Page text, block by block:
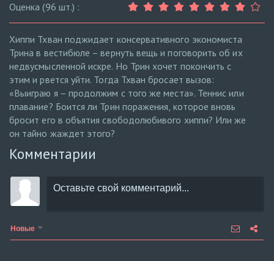
Оценка (96 шт.) :
Хиппи Тхван поджидает консервативного экономиста
Трина в вестибюле – вернуть вещь и поговорить об их
недвусмысленной искре. Но Трин хочет покончить с
этим и рвется уйти. Тогда Тхван бросает вызов:
«Выиграю я – продолжим с того же места». Теннис или
плавание? Боится ли Трин поражения, которое вновь
бросит его в объятия свободолюбивого хиппи? Или же
он тайно жаждет этого?
Комментарии
Новые